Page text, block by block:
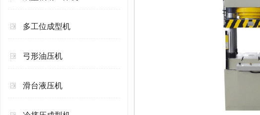
多工位成型机
弓形油压机
滑台液压机